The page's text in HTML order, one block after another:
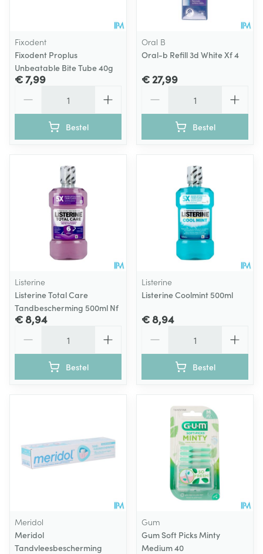
Fixodent
Fixodent Proplus
Unbeatable Bite Tube 40g
€ 7,99
Bestel
Oral B
Oral-b Refill 3d White Xf 4
€ 27,99
Bestel
Listerine
Listerine Total Care
Tandbescherming 500ml Nf
€ 8,94
Bestel
Listerine
Listerine Coolmint 500ml
€ 8,94
Bestel
Meridol
Meridol
Tandvleesbescherming
Gum
Gum Soft Picks Minty
Medium 40